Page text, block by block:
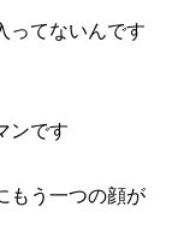
ってないんです
ンです
う一つの顔が